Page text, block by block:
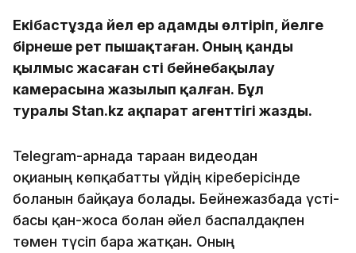
Екібастұзда әйел ер адамды өлтіріп, әйелге
бірнеше рет пышақтаған. Оның қанды
қылмыс жасаған сәті бейнебақылау
камерасына жазылып қалған. Бұл
туралы Stan.kz ақпарат агенттігі жазды.
Telegram-арнада тараған видеодан
оқиғаның көпқабатты үйдің кіреберісінде
болғанын байқауға болады. Бейнежазбада үсті-
басы қан-жоса болған әйел баспалдақпен
төмен түсіп бара жатқан. Оның